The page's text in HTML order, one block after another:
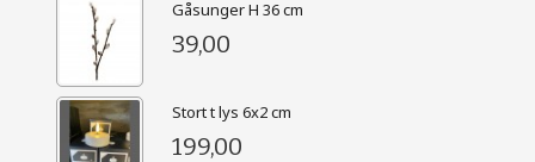
Gåsunger H 36 cm
39,00
Stort t lys 6x2 cm
199,00